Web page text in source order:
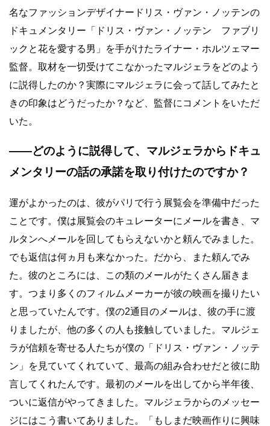
名なファッションデザイナードリス・ヴァン・ノッテンの
ドキュメンタリー「ドリス・ヴァン・ノッテン ファブリ
ックと花を愛する男」を手がけたライナー・ホルツェマー
監督。取材を一切受けてこなかったマルジェラをどのよう
に説得したのか？実際にマルジェラに会って話してみたと
きの印象はどうだったか？など、監督にコメントをいただ
いた。
――どのように説得して、マルジェラからドキュ
メンタリーの話の承諾を取り付けたのですか？
運がよかったのは、彼がパリで行う展覧会を準備中だった
ことです。僕は展覧会のキュレーターにメールを書き、マ
ルタンへメールを回してもらえないかと頼んでみました。
でも返信は何ヵ月も来なかった。だから、また頼んでみ
た。彼のところには、この類のメールがたくさん届きま
す。つまり多くのフィルムメーカーが彼の映画を撮りたい
と思っていたんです。僕の2通目のメールは、彼の手に渡
りましたが、他の多くの人も接触していました。マルジェ
ラが信頼を寄せる人たちが僕の「ドリス・ヴァン・ノッテ
ン」を見ていてくれていて、最高の組み合わせだと彼に助
言してくれたんです。最初のメールを出してから半年後、
ついに返信がやってきました。マルジェラからのメッセー
ジにはこう書いてありました。「もしまだ映画作りに興味